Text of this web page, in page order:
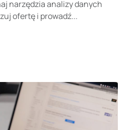
narzędzia analizy danych
ofertę i prowadź...